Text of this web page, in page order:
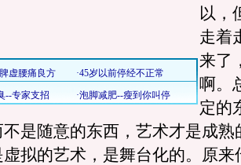
以，
走着
来了
啊。
定的
是随意的东西，艺术才是成熟
拟的艺术，是舞台化的。原来